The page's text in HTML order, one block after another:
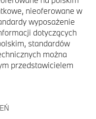
nieoferowane w
wyposażenie
dotyczących
standardów
można
przedstawicielem